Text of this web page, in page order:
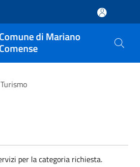
Comune di Mariano
Comense
Turismo
per la categoria richiesta.